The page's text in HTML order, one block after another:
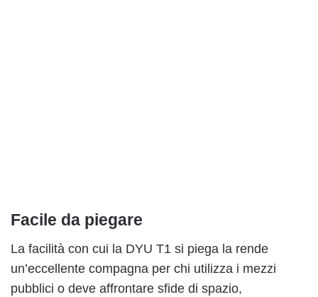
Facile da piegare
La facilità con cui la DYU T1 si piega la rende
un’eccellente compagna per chi utilizza i mezzi
pubblici o deve affrontare sfide di spazio,